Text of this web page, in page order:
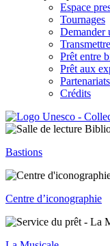
Espace
Tournages
Demander
Prêt entre
Prêt aux
Partenariats
Crédits
Bastions
Centre d’iconographie